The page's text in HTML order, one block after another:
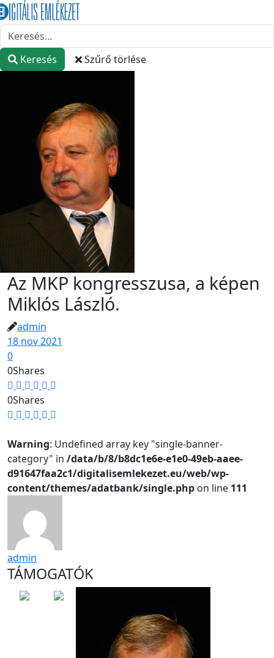
Keresés Szűrő törlése
Az MKP kongresszusa, a képen
Miklós László.
admin
18 nov 2021
0
0Shares
0Shares
Warning: Undefined array key "single-banner-
category" in /data/b/8/b8dc1e6e-e1e0-49eb-aaee-
d91647faa2c1/digitalisemlekezet.eu/web/wp-
content/themes/adatbank/single.php on line 111
admin
TÁMOGATÓK